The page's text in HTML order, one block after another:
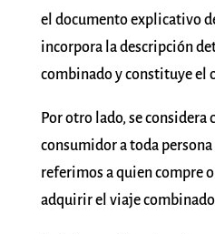
el documento explicativo
incorpora la descripción
combinado y constituye el
Por otro lado, se considera
consumidor a toda
referimos a quien compre
adquirir el viaje